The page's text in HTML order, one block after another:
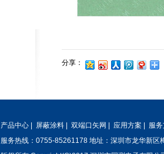
分享：
产品中心 屏蔽涂料 双端口矢网 应用方案
服
服务热线：0755-85261178 地址：深圳市龙华新区